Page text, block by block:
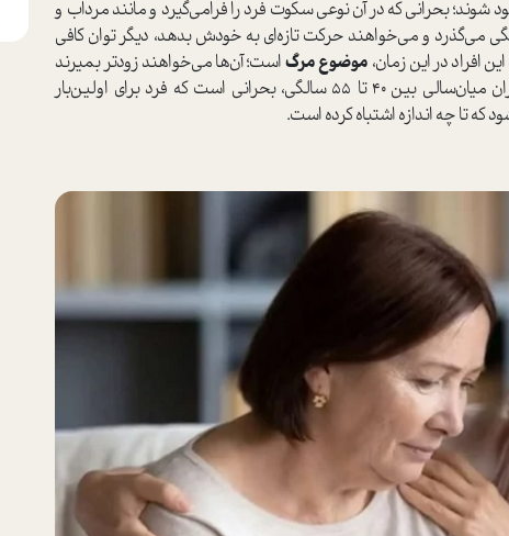
در ۶۰ تا ۶۵ سالگی زندگی خود شوند؛ بحرانی که در آن نوعی سکوت فرد را فرامی‌گیرد و مانند مرداب و
را از حرکت می‌گیرد. زمانی هم که از ۶۵ سالگی می‌گذرد و می‌خواهند حرکت تازه‌ای به خودش بدهد، دیگر توان کافی
افراد در این زمان، موضوع مرگاست؛ آن‌ها می‌خواهند زودتر بمیرند
و زندگی سختی نیز خواهند داشت. در حقیقت بحران میان‌سالی بین ۴۰ تا ۵۵ سالگی، بحرانی است که فرد برای اولین‌بار
تا چه اندازه اشتباه کرده است.